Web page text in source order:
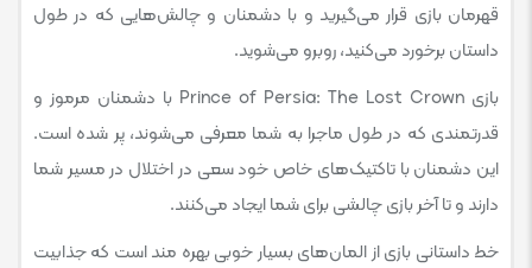
قهرمان بازی قرار می‌گیرید و با دشمنان و چالش‌هایی که در طول
داستان برخورد می‌کنید، روبرو می‌شوید.
بازی Prince of Persia: The Lost Crown با دشمنان مرموز و
قدرتمندی که در طول ماجرا به شما معرفی می‌شوند، پر شده است.
این دشمنان با تاکتیک‌های خاص خود سعی در اختلال در مسیر شما
دارند و تا آخر بازی چالشی برای شما ایجاد می‌کنند.
خط داستانی بازی از المان‌های بسیار خوبی بهره مند است که جذابیت